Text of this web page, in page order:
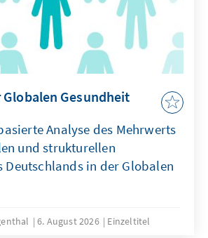
Globalen Gesundheit
Analyse des Mehrwerts
und strukturellen
Deutschlands in der Globalen
6. August 2026 Einzeltitel